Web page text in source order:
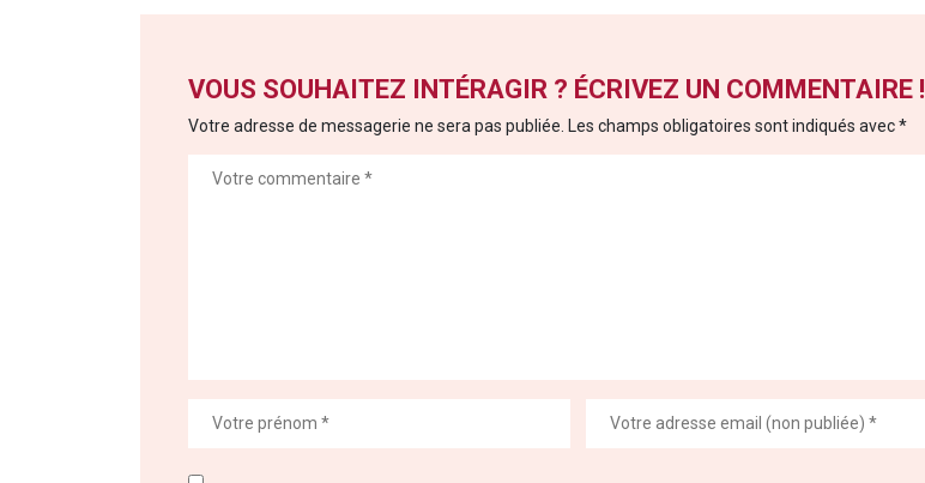
VOUS SOUHAITEZ INTÉRAGIR ? ÉCRIVEZ UN COMMENTAIRE !
Votre adresse de messagerie ne sera pas publiée. Les champs obligatoires sont indiqués avec*